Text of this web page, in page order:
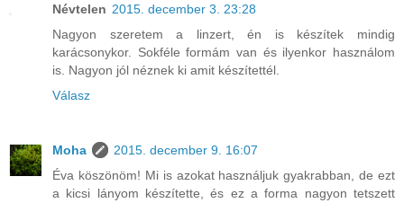
Névtelen 2015. december 3. 23:28
Nagyon szeretem a linzert, én is készítek mindig
karácsonykor. Sokféle formám van és ilyenkor használom
is. Nagyon jól néznek ki amit készítettél.
Válasz
Moha
2015. december 9. 16:07
Éva köszönöm! Mi is azokat használjuk gyakrabban, de ezt
a kicsi lányom készítette, és ez a forma nagyon tetszett